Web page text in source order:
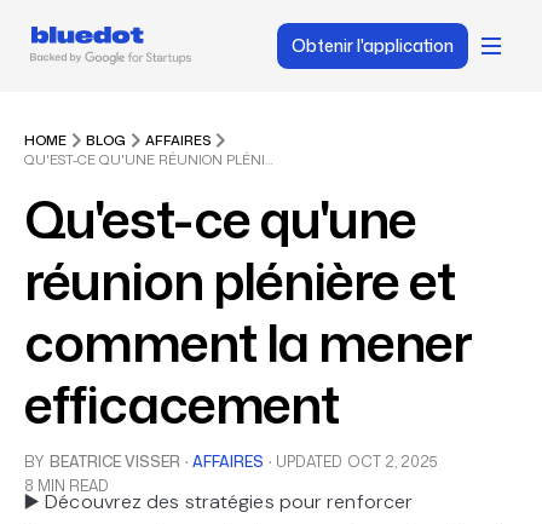
Obtenir l'application
HOME BLOG
AFFAIRES
QU'EST-CE QU'UNE RÉUNION PLÉNIÈRE ET COMMENT LA MENER EFFICACEMENT
Qu'est-ce qu'une
réunion plénière et
comment la mener
efficacement
BY BEATRICE VISSER · AFFAIRES · UPDATED OCT 2, 2025
8 MIN READ
▶️ Découvrez des stratégies pour renforcer